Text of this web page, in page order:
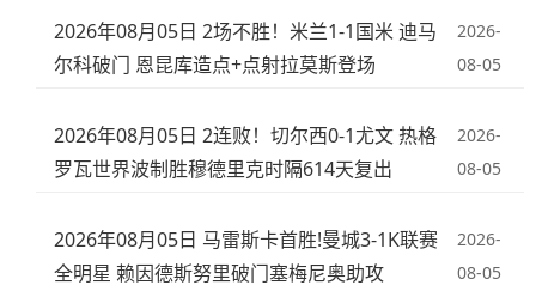
2026年08月05日 2场不胜！米兰1-1国米 迪马
尔科破门 恩昆库造点+点射拉莫斯登场
2026-
08-05
2026年08月05日 2连败！切尔西0-1尤文 热格
罗瓦世界波制胜穆德里克时隔614天复出
2026-
08-05
2026年08月05日 马雷斯卡首胜!曼城3-1K联赛
全明星 赖因德斯努里破门塞梅尼奥助攻
2026-
08-05